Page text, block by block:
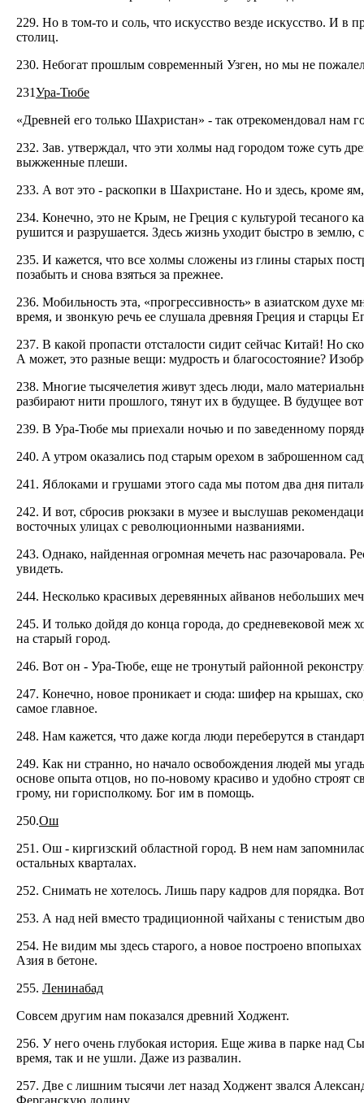
229. Но в том-то и соль, что искусство везде искусство. И
столиц.
230. Небогат прошлым современный Узген, но мы не
231Ура-Тюбе
«Древней его только Шахристан» - так отрекомендовал нам
232. Зав. утверждал, что эти холмы над городом тоже суть
выжженные плеши.
233. А вот это - раскопки в Шахристане. Но и здесь, кроме
234. Конечно, это не Крым, не Греция с культурой
рушится и разрушается. Здесь жизнь уходит быстро в землю,
235. И кажется, что все холмы сложены из глины старых
позабыть и снова взяться за прежнее.
236. Мобильность эта, «прогрессивность» в азиатском
время, и звонкую речь ее слушала древняя Греция и старцы
237. В какой пропасти отсталости сидит сейчас Китай! Но
А может, это разные вещи: мудрость и благосостояние?
238. Многие тысячелетия живут здесь люди, мало
разбирают нити прошлого, тянут их в будущее. В будущее
239. В Ура-Тюбе мы приехали ночью и по заведенному
240. A утром оказались под старым орехом в заброшенном
241. Яблоками и грушами этого сада мы потом два дня
242. И вот, сбросив рюкзаки в музее и выслушав
восточных улицах с революционными названиями.
243. Однако, найденная огромная мечеть нас разочаровала.
увидеть.
244. Несколько красивых деревянных айванов небольших
245. И только дойдя до конца города, до средневековой меж
на старый город.
246. Вот он - Ура-Тюбе, еще не тронутый районной
247. Конечно, новое проникает и сюда: шифер на крышах,
самое главное.
248. Нам кажется, что даже когда люди переберутся в
249. Как ни странно, но начало освобождения людей мы
основе опыта отцов, но по-новому красиво и удобно строят
грому, ни горисполкому. Бог им в помощь.
250.Ош
251. Ош - киргизский областной город. В нем нам
остальных кварталах.
252. Снимать не хотелось. Лишь пару кадров для порядка.
253. А над ней вместо традиционной чайханы с тенистым
254. Нe видим мы здесь старого, а новое построено
Азия в бетоне.
255. Ленинабад
Совсем другим нам показался древний Ходжент.
256. У него очень глубокая история. Еще жива в парке над
время, так и не ушли. Даже из развалин.
257. Две с лишним тысячи лет назад Ходжент звался